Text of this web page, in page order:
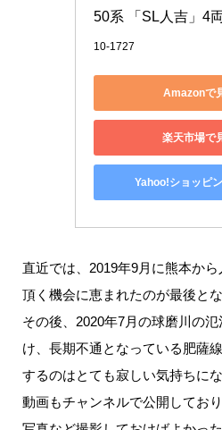
50系 「SL人吉」4
10-1727
Amazonで
楽天市場で
Yahoo!ショッピ
直近では、2019年9月に熊本か
頂く機会に恵まれたのが最後と
その後、2020年7月の球磨川の
け、長期不通となっている肥薩
するのはとても寂しい気持ちにな
動画もチャンネルで公開してお